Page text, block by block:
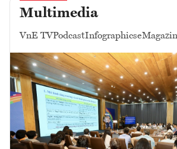
Multimedia
VnE TVPodcastInfographics